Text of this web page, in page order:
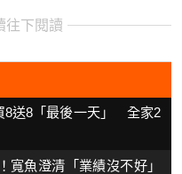
往下閱讀
8送8「最後一天」 全家2
寬魚澄清「業績沒不好」